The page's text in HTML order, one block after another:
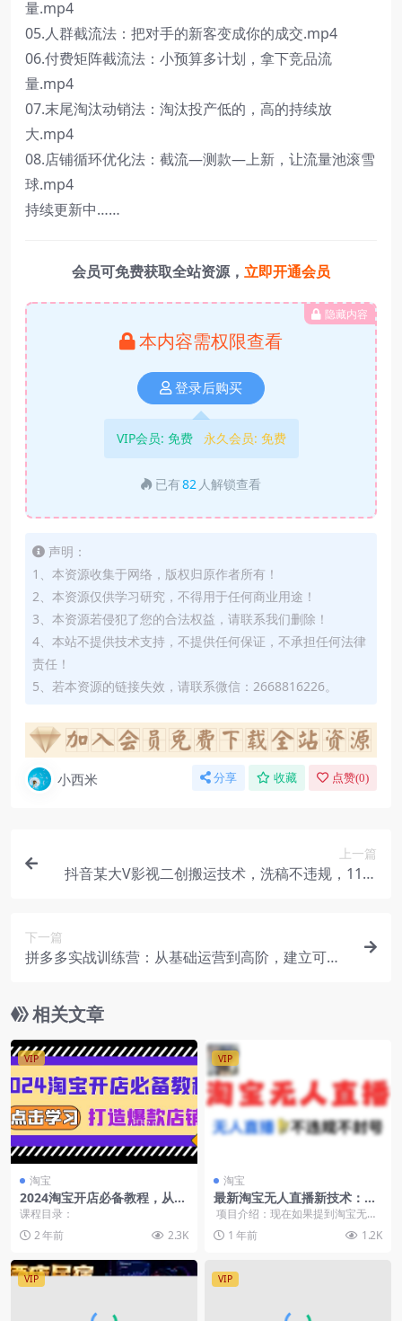
量.mp4
05.人群截流法：把对手的新客变成你的成交.mp4
06.付费矩阵截流法：小预算多计划，拿下竞品流
量.mp4
07.末尾淘汰动销法：淘汰投产低的，高的持续放
大.mp4
08.店铺循环优化法：截流—测款—上新，让流量池滚雪
球.mp4
持续更新中……
会员可免费获取全站资源， 立即开通会员
隐藏内容
本内容需权限查看
登录后购买
VIP会员: 免费 永久会员: 免费
已有82 人解锁查看
声明：
1、本资源收集于网络，版权归原作者所有！
2、本资源仅供学习研究，不得用于任何商业用途！
3、本资源若侵犯了您的合法权益，请联系我们删除！
4、本站不提供技术支持，不提供任何保证，不承担任何法律
责任！
5、若本资源的链接失效，请联系微信：2668816226。
小西米 分享 收藏 点赞(0)
上一篇
抖音某大V影视二创搬运技术，洗稿不违规，11月
下一篇
拼多多实战训练营：从基础运营到高阶，建立可复
相关文章
VIP
淘宝
2024淘宝开店必备教程，从选
趋势词到全店动销，打造爆款
店铺
课程目录：
2 年前
2.3K
VIP
淘宝
最新淘宝无人直播新技术：不
违规不封号技术当天开单
项目介绍：现在如果提到淘宝无人
直播，可能有人会说，这不是早就
有了吗？...
1 年前 1.2K
VIP VIP